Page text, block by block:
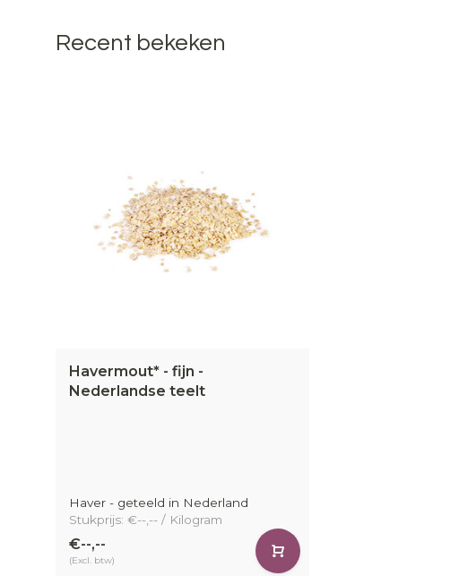
Recent bekeken
Havermout* - fijn -
Nederlandse teelt
Haver - geteeld in Nederland
Stukprijs: €--,-- / Kilogram
€--,--
(Excl. btw)